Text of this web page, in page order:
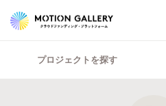
プロジェクトを探す